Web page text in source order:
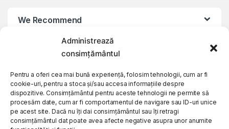
Administrează
consimțământul
Pentru a oferi cea mai bună experiență, folosim tehnologii, cum ar fi
cookie-uri, pentru a stoca și/sau accesa informațiile despre
dispozitive. Consimțământul pentru aceste tehnologii ne permite să
procesăm date, cum ar fi comportamentul de navigare sau ID-uri unice
pe acest site. Dacă nu îți dai consimțământul sau îți retragi
consimțământul dat poate avea afecte negative asupra unor anumite
We Recommend
My Account
Customer Care
About Us